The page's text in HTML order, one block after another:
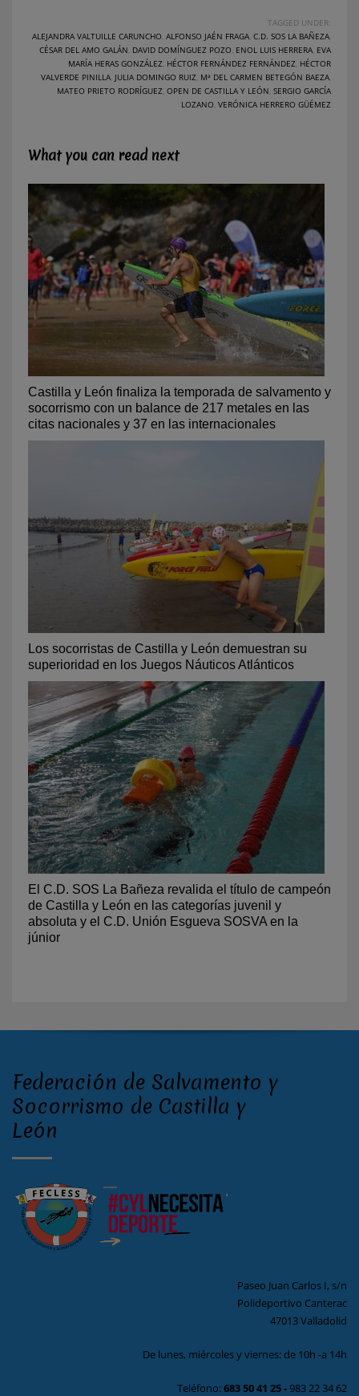
TAGGED UNDER:
ALEJANDRA VALTUILLE CARUNCHO, ALFONSO JAÉN FRAGA, C.D. SOS LA BAÑEZA,
CÉSAR DEL AMO GALÁN, DAVID DOMÍNGUEZ POZO, ENOL LUIS HERRERA, EVA
MARÍA HERAS GONZÁLEZ, HÉCTOR FERNÁNDEZ FERNÁNDEZ, HÉCTOR
VALVERDE PINILLA, JULIA DOMINGO RUIZ, Mª DEL CARMEN BETEGÓN BAEZA,
MATEO PRIETO RODRÍGUEZ, OPEN DE CASTILLA Y LEÓN, SERGIO GARCÍA
LOZANO, VERÓNICA HERRERO GÜÉMEZ
What you can read next
Castilla y León finaliza la temporada de salvamento y
socorrismo con un balance de 217 metales en las
citas nacionales y 37 en las internacionales
Los socorristas de Castilla y León demuestran su
superioridad en los Juegos Náuticos Atlánticos
El C.D. SOS La Bañeza revalida el título de campeón
de Castilla y León en las categorías juvenil y
absoluta y el C.D. Unión Esgueva SOSVA en la
júnior
Federación de Salvamento y
Socorrismo de Castilla y
León
Paseo Juan Carlos I, s/n
Polideportivo Canterac
47013 Valladolid
De lunes, miércoles y viernes: de 10h -a 14h
Teléfono:683 50 41 25-983 22 34 62